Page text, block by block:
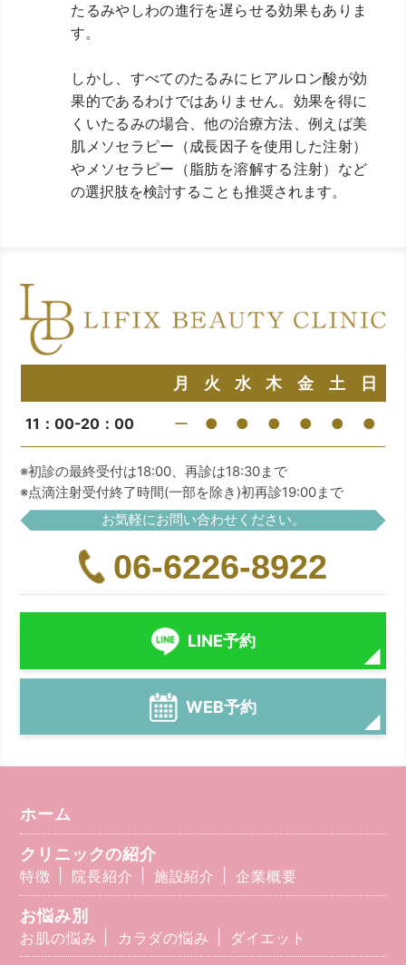
たるみやしわの進行を遅らせる効果もありま
す。
しかし、すべてのたるみにヒアルロン酸が効
果的であるわけではありません。効果を得に
くいたるみの場合、他の治療方法、例えば美
肌メソセラピー（成長因子を使用した注射）
やメソセラピー（脂肪を溶解する注射）など
の選択肢を検討することも推奨されます。
月 火 水 木 金 土 日
11：00-20：00 ー ● ● ● ● ● ●
※初診の最終受付は18:00、再診は18:30まで
※点滴注射受付終了時間(一部を除き)初再診19:00まで
お気軽にお問い合わせください。
06-6226-8922
LINE予約
WEB予約
ホーム
クリニックの紹介
特徴 院長紹介 施設紹介 企業概要
お悩み別
お肌の悩み カラダの悩み ダイエット